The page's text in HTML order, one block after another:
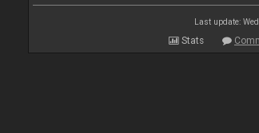
Last update:
Stats